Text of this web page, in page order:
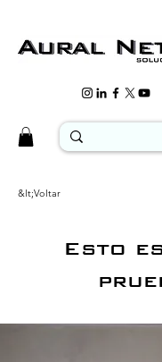
&lt;Voltar
Esto